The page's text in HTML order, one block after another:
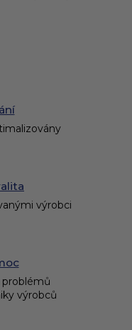
výrobci
výrobců